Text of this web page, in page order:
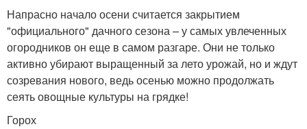
Напрасно начало осени считается закрытием
"официального" дачного сезона – у самых увлеченных
огородников он еще в самом разгаре. Они не только
активно убирают выращенный за лето урожай, но и ждут
созревания нового, ведь осенью можно продолжать
сеять овощные культуры на грядке!
Горох